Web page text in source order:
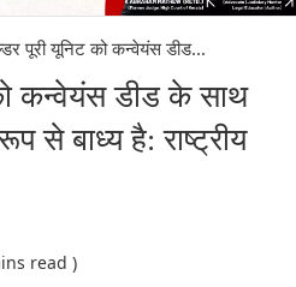
पूरी यूनिट को कन्वेयंस डीड...
कन्वेयंस डीड के साथ
से बाध्य है: राष्ट्रीय
read )